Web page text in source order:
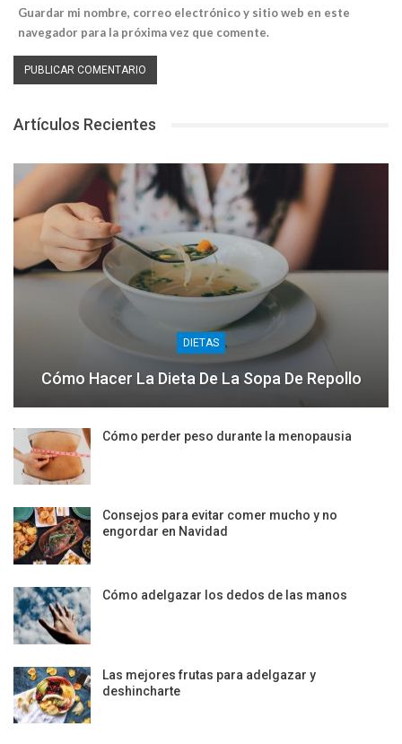
Guardar mi nombre, correo electrónico y sitio web en este
navegador para la próxima vez que comente.
Artículos Recientes
DIETAS
Cómo Hacer La Dieta De La Sopa De Repollo
Cómo perder peso durante la menopausia
Consejos para evitar comer mucho y no
engordar en Navidad
Cómo adelgazar los dedos de las manos
Las mejores frutas para adelgazar y
deshincharte